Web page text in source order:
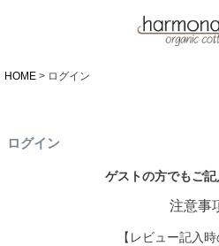
HOME ログイン
ログイン
ゲストの方でもご記
注意事
【レビュー記入時